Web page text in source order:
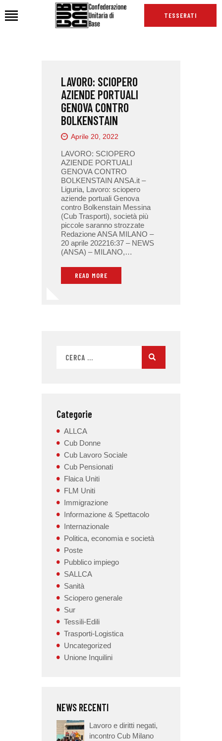
TESSERATI
CHI SIAMO
NEWS
PODCAST CUB
INTERNAZIONALE
RASSEGNA STAMPA
LAVORO: SCIOPERO
AZIENDE PORTUALI
GENOVA CONTRO
BOLKENSTAIN
Aprile 20, 2022
LAVORO: SCIOPERO
AZIENDE PORTUALI
GENOVA CONTRO
BOLKENSTAIN ANSA.it –
Liguria, Lavoro: sciopero
aziende portuali Genova
contro Bolkenstain Messina
(Cub Trasporti), società più
piccole saranno strozzate
Redazione ANSA MILANO –
20 aprile 202216:37 – NEWS
(ANSA) – MILANO,…
READ MORE
Categorie
ALLCA
Cub Donne
Cub Lavoro Sociale
Cub Pensionati
Flaica Uniti
FLM Uniti
Immigrazione
Informazione & Spettacolo
Internazionale
Politica, economia e società
Poste
Pubblico impiego
SALLCA
Sanità
Sciopero generale
Sur
Tessili-Edili
Trasporti-Logistica
Uncategorized
Unione Inquilini
NEWS RECENTI
Lavoro e diritti negati,
incontro Cub Milano